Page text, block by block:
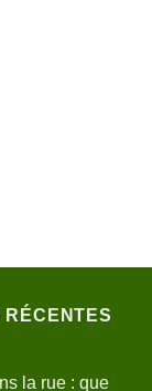
RÉCENTES
la rue : que